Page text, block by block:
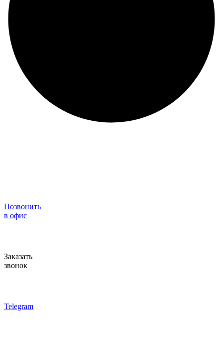
Позвонить
в офис
Заказать
звонок
Telegram